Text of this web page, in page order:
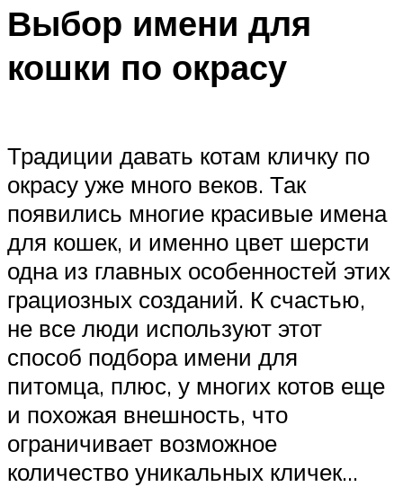
Выбор имени для
кошки по окрасу
Традиции давать котам кличку по
окрасу уже много веков. Так
появились многие красивые имена
для кошек, и именно цвет шерсти
одна из главных особенностей этих
грациозных созданий. К счастью,
не все люди используют этот
способ подбора имени для
питомца, плюс, у многих котов еще
и похожая внешность, что
ограничивает возможное
количество уникальных кличек…